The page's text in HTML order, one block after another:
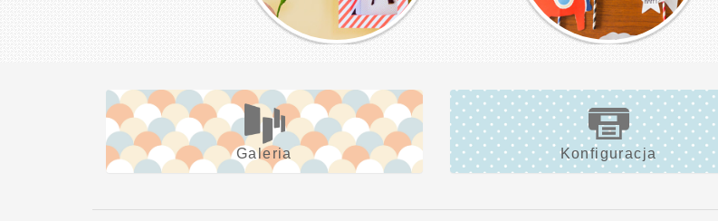
Galeria Konfiguracja